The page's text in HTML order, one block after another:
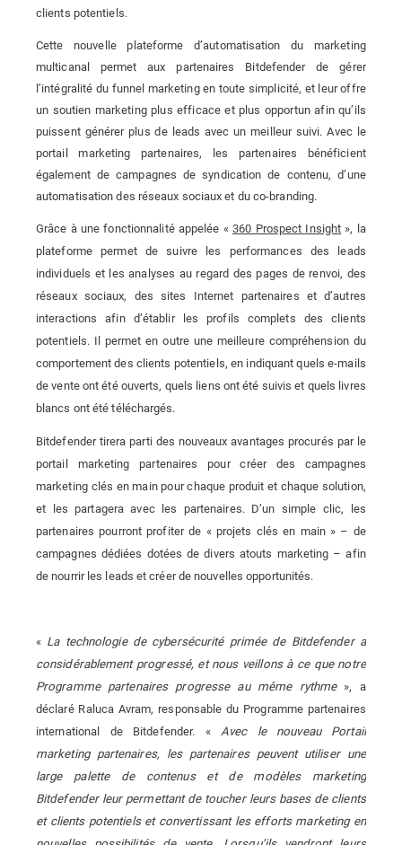
clients potentiels.
Cette nouvelle plateforme d’automatisation du marketing
multicanal permet aux partenaires Bitdefender de gérer
l’intégralité du funnel marketing en toute simplicité, et leur offre
un soutien marketing plus efficace et plus opportun afin qu’ils
puissent générer plus de leads avec un meilleur suivi. Avec le
portail marketing partenaires, les partenaires bénéficient
également de campagnes de syndication de contenu, d’une
automatisation des réseaux sociaux et du co-branding.
Grâce à une fonctionnalité appelée «360 Prospect Insight », la
plateforme permet de suivre les performances des leads
individuels et les analyses au regard des pages de renvoi, des
réseaux sociaux, des sites Internet partenaires et d’autres
interactions afin d’établir les profils complets des clients
potentiels. Il permet en outre une meilleure compréhension du
comportement des clients potentiels, en indiquant quels e-mails
de vente ont été ouverts, quels liens ont été suivis et quels livres
blancs ont été téléchargés.
Bitdefender tirera parti des nouveaux avantages procurés par le
portail marketing partenaires pour créer des campagnes
marketing clés en main pour chaque produit et chaque solution,
et les partagera avec les partenaires. D’un simple clic, les
partenaires pourront profiter de « projets clés en main » – de
campagnes dédiées dotées de divers atouts marketing – afin
de nourrir les leads et créer de nouvelles opportunités.
« La technologie de cybersécurité primée de Bitdefender a
considérablement progressé, et nous veillons à ce que notre
Programme partenaires progresse au même rythme», a
déclaré Raluca Avram, responsable du Programme partenaires
international de Bitdefender. « Avec le nouveau Portail
marketing partenaires, les partenaires peuvent utiliser une
large palette de contenus et de modèles marketing
Bitdefender leur permettant de toucher leurs bases de clients
et clients potentiels et convertissant les efforts marketing en